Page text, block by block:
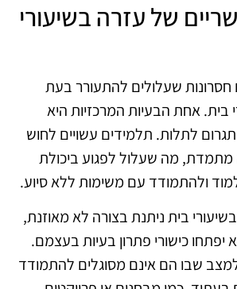
של עזרה בשיעורי
חסרונות שעלולים להתעורר בעת
בית. אחת הבעיות המרכזיות היא
לתלות. תלמידים עשויים לחוש
מה שעלול לפגוע ביכולת
ולהתמודד עם משימות ללא סיוע.
בית ניתנת בצורה לא מאוזנת,
יפתחו כישורי פתרון בעיות בעצמם.
שבו הם אינם מסוגלים להתמודד